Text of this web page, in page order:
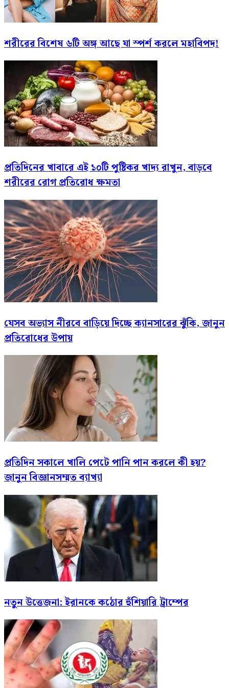
শরীরের বিশেষ ৬টি অঙ্গ আছে যা স্পর্শ করলে মহাবিপদ!
প্রতিদিনের খাবারে এই ১০টি পুষ্টিকর খাদ্য রাখুন, বাড়বে
শরীরের রোগ প্রতিরোধ ক্ষমতা
যেসব অভ্যাস নীরবে বাড়িয়ে দিচ্ছে ক্যানসারের ঝুঁকি, জানুন
প্রতিরোধের উপায়
প্রতিদিন সকালে খালি পেটে পানি পান করলে কী হয়?
জানুন বিজ্ঞানসম্মত ব্যাখ্যা
নতুন উত্তেজনা: ইরানকে কঠোর হুঁশিয়ারি ট্রাম্পের